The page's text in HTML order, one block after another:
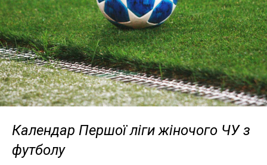
Календар Першої ліги жіночого ЧУ з
футболу